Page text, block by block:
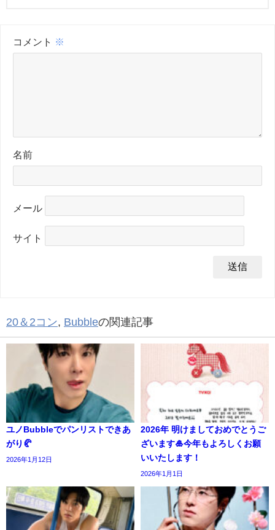
コメント ※
名前
メール
サイト
20＆2コン Bubbleの関連記事
ユノBubbleでパンリストできあ
がり🥐
2026年1月12日
2026年 明けましておめでとうご
ざいます🎍今年もよろしくお願
いいたします！
2026年1月1日